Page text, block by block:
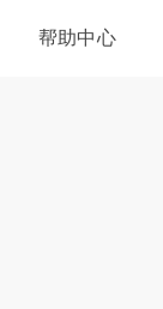
帮助中心